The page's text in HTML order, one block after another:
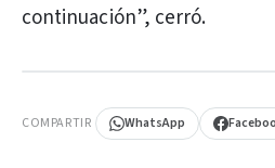
continuación”, cerró.
COMPARTIR WhatsApp